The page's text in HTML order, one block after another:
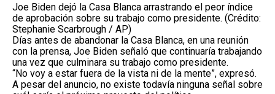
Joe Biden dejó la Casa Blanca arrastrando el peor índice
de aprobación sobre su trabajo como presidente. (Crédito:
Stephanie Scarbrough / AP)
Días antes de abandonar la Casa Blanca, en una reunión
con la prensa, Joe Biden señaló que continuaría trabajando
una vez que culminara su trabajo como presidente.
“No voy a estar fuera de la vista ni de la mente”, expresó.
A pesar del anuncio, no existe todavía ninguna señal sobre